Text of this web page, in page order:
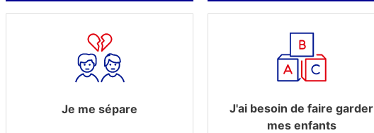
Je me sépare
J'ai besoin de faire garder
mes enfants